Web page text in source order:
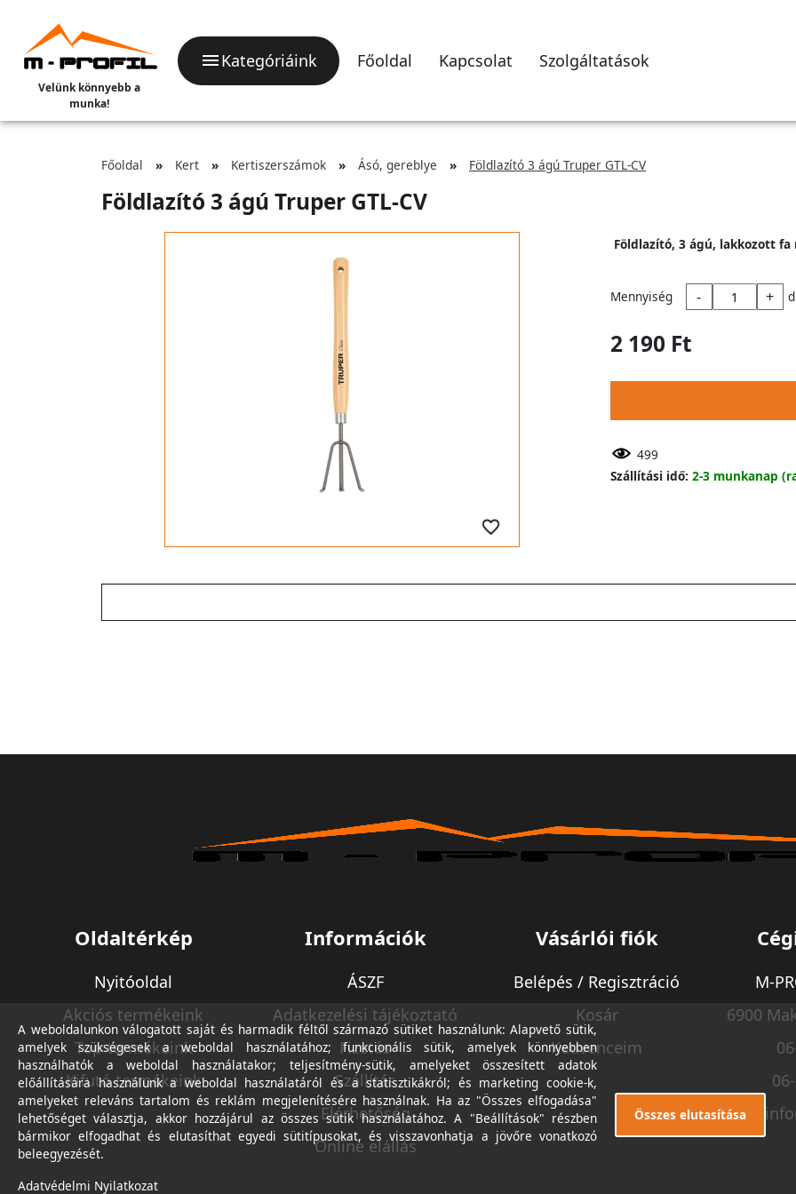
Velünk könnyebb a
munka!
Kategóriáink Főoldal Kapcsolat Szolgáltatások
Főoldal Kert Kertiszerszámok Ásó, gereblye Földlazító 3 ágú Truper GTL-CV
Földlazító 3 ágú Truper GTL-CV
Földlazító, 3 ágú, lakkozott fa
Mennyiség - +
2 190 Ft
499
Szállítási idő: 2-3 munkanap
Oldaltérkép
Nyitóoldal
Akciós termékeink
Top termékeink
Kifutó termékeink
Információk
ÁSZF
Adatkezelési tájékoztató
Fizetés
Szállítás
Elérhetőség
Online elállás
Vásárlói fiók
Belépés / Regisztráció
Kosár
Kedvenceim
M-
6900
A weboldalunkon válogatott saját és harmadik féltől származó sütiket használunk: Alapvető sütik,
amelyek szükségesek a weboldal használatához; funkcionális sütik, amelyek könnyebben
használhatók a weboldal használatakor; teljesítmény-sütik, amelyeket összesített adatok
előállítására használunk a weboldal használatáról és a statisztikákról; és marketing cookie-k,
amelyeket releváns tartalom és reklám megjelenítésére használnak. Ha az "Összes elfogadása"
lehetőséget választja, akkor hozzájárul az összes sütik használatához. A "Beállítások" részben
bármikor elfogadhat és elutasíthat egyedi sütitípusokat, és visszavonhatja a jövőre vonatkozó
beleegyezését.
Adatvédelmi Nyilatkozat
Összes elutasítása